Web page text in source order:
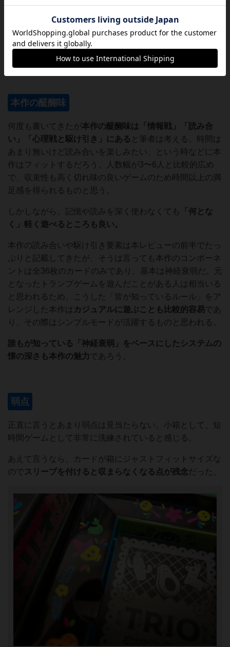
筆者は今後も、本作とナナカードゲームの両方を持ち続
け、一緒に遊ぶ相手によって両者を使い分ける予定であ
本作の醍醐味
何度も書いてきたが本作の醍醐味は「情報戦」「読み合
い」「心理戦と駆け引き」にある と筆者は考える。時間は
あまり無いけど読み合いを楽しみたい、という時などに本
作はフィットするだろう。人数幅が3〜6人と比較的広め
で、収束性も高く切れ味の良いゲームのため時間以上の満
足感を得られるものと思う。
しかしながら、記憶や読みを深く使わなくても
「何とな
く」軽く遊べるところも良い。
本作の読み合いや駆け引き要素は本レビューの前半でたっ
ぷりと記載してきたが、そうは言っても本作のコンポーネ
ントは全36枚のカードのみであり、基本は神経衰弱だ。元
となったトランプゲームを遊んだことがある人は相当いる
と思われるため、こうした「皆が知っているルール」をア
レンジした本作は カジュアルに遊ぶことも比較的容易であ
り、その際はシンプルモードが活躍するものと思われる。
誰もが知っている「神経衰弱」をベースにしたシステムの
懐の深さも本作の魅力であろう。
弱点
正直に言うとあまり弱点は見当たらない。小箱として、短
時間ゲームとして非常に洗練されていると感じる。
あえて言うなら、カードが箱にジャストフィットサイズな
ので スリーブを付けると収まらなくなる点が残念だった。